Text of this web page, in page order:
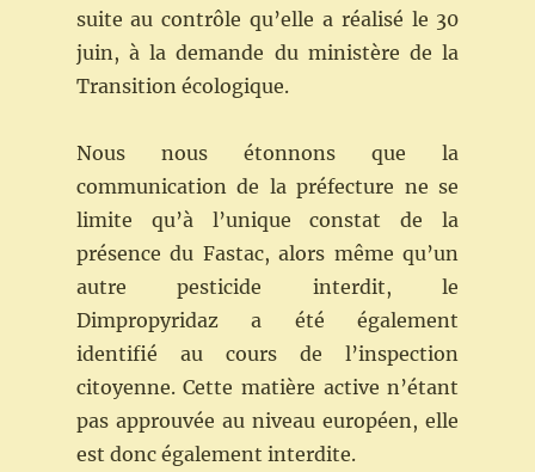
suite au contrôle qu’elle a réalisé le 30
juin, à la demande du ministère de la
Transition écologique.
Nous nous étonnons que la
communication de la préfecture ne se
limite qu’à l’unique constat de la
présence du Fastac, alors même qu’un
autre pesticide interdit, le
Dimpropyridaz a été également
identifié au cours de l’inspection
citoyenne. Cette matière active n’étant
pas approuvée au niveau européen, elle
est donc également interdite.